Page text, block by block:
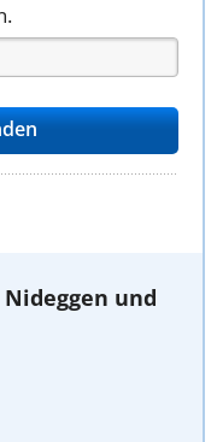
und